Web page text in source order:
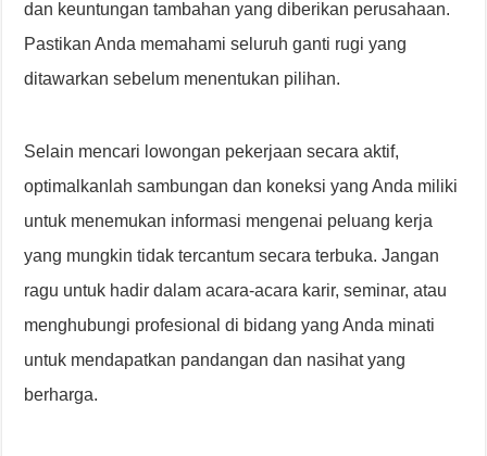
dan keuntungan tambahan yang diberikan perusahaan.
Pastikan Anda memahami seluruh ganti rugi yang
ditawarkan sebelum menentukan pilihan.
Selain mencari lowongan pekerjaan secara aktif,
optimalkanlah sambungan dan koneksi yang Anda miliki
untuk menemukan informasi mengenai peluang kerja
yang mungkin tidak tercantum secara terbuka. Jangan
ragu untuk hadir dalam acara-acara karir, seminar, atau
menghubungi profesional di bidang yang Anda minati
untuk mendapatkan pandangan dan nasihat yang
berharga.